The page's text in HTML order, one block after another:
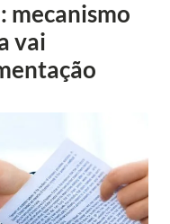
mecanismo
vai